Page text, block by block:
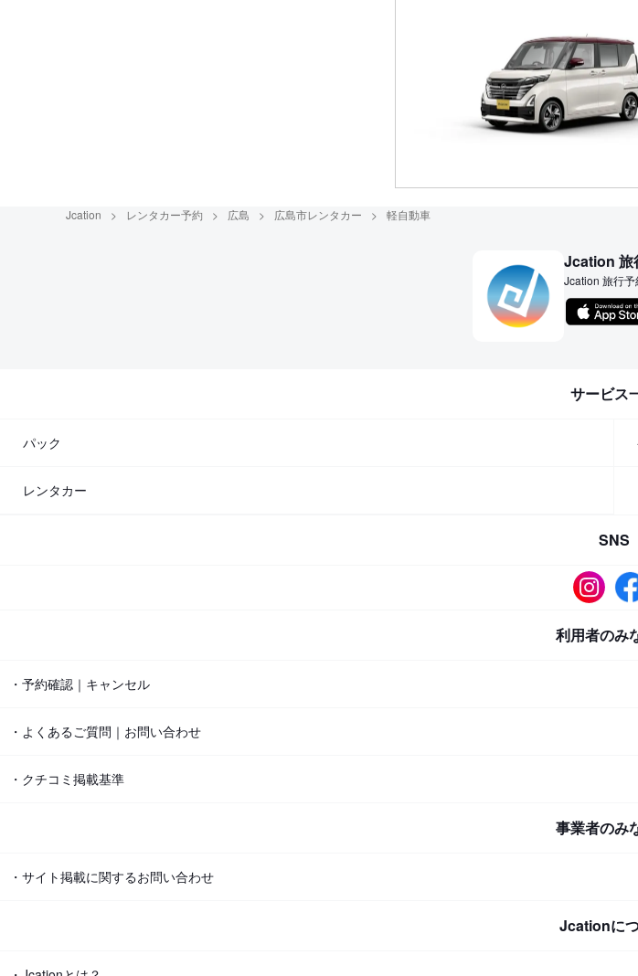
Jcation レンタカー予約 広島 広島市レンタカー 軽自動車
Jcation 旅
Jcation 旅行予
サービス
パック
レンタカー
SNS
利用者のみ
・予約確認｜キャンセル
・よくあるご質問｜お問い合わせ
・クチコミ掲載基準
事業者のみ
・サイト掲載に関するお問い合わせ
Jcationに